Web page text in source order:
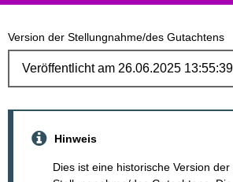
Version der Stellungnahme/des Gutachtens
Hinweis
Dies ist eine historische Version der